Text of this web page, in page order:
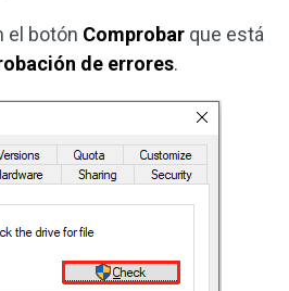
el botón Comprobar que está
de errores.